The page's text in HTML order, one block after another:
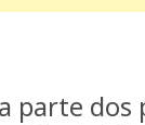
parte dos